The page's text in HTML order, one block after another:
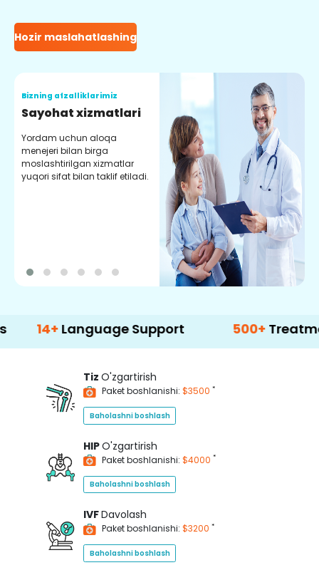
Hozir maslahatlashing
Bizning afzalliklarimiz
Sayohat xizmatlari
Yordam uchun aloqa
menejeri bilan birga
moslashtirilgan xizmatlar
yuqori sifat bilan taklif etiladi.
Language Support 500+ Treatment
Tiz O'zgartirish
Paket boshlanishi: $3500 *
Baholashni boshlash
HIPO'zgartirish
Paket boshlanishi: $4000 *
Baholashni boshlash
IVFDavolash
Paket boshlanishi: $3200 *
Baholashni boshlash